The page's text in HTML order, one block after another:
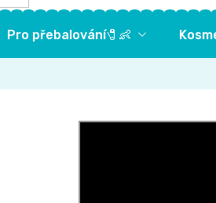
Pro přebalování🧷👶